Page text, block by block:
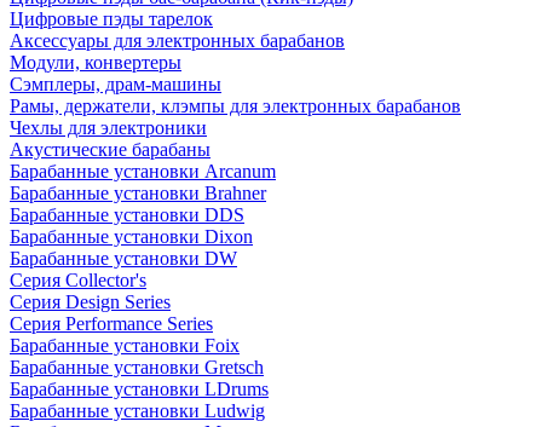
Цифровые пэды тарелок
Аксессуары для электронных барабанов
Модули, конвертеры
Сэмплеры, драм-машины
Рамы, держатели, клэмпы для электронных барабанов
Чехлы для электроники
Акустические барабаны
Барабанные установки Arcanum
Барабанные установки Brahner
Барабанные установки DDS
Барабанные установки Dixon
Барабанные установки DW
Серия Collector's
Серия Design Series
Серия Performance Series
Барабанные установки Foix
Барабанные установки Gretsch
Барабанные установки LDrums
Барабанные установки Ludwig